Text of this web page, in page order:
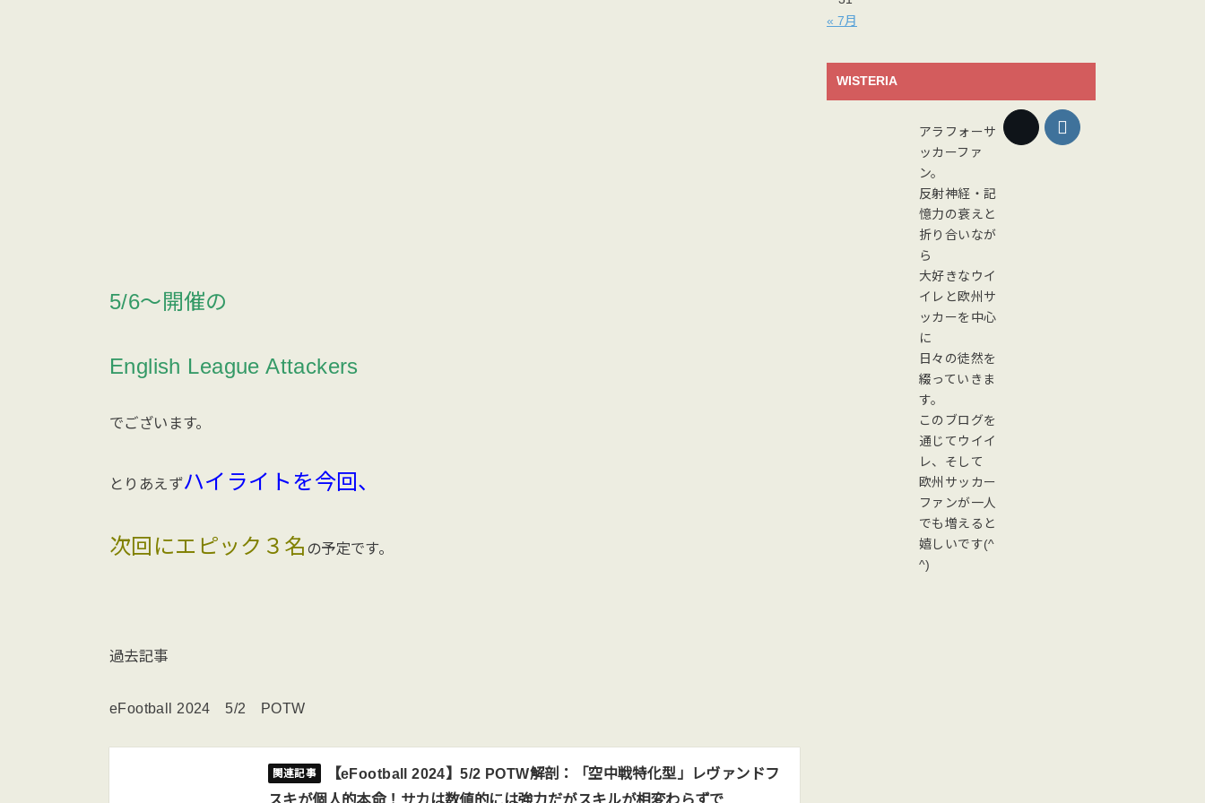
5/6〜開催の
English League Attackers
でございます。
とりあえずハイライトを今回、
次回にエピック３名 の予定です。
過去記事
eFootball 2024 5/2 POTW
【eFootball 2024】5/2 POTW解剖：「空中戦特化型」レヴァンドフ
スキが個人的本命！サカは数値的には強力だがスキルが相変わらずで…
« 7月
WISTERIA
アラフォーサ
ッカーファ
ン。
反射神経・記
憶力の衰えと
折り合いなが
ら
大好きなウイ
イレと欧州サ
ッカーを中心
に
日々の徒然を
綴っていきま
す。
このブログを
通じてウイイ
レ、そして
欧州サッカー
ファンが一人
でも増えると
嬉しいです(^
^)